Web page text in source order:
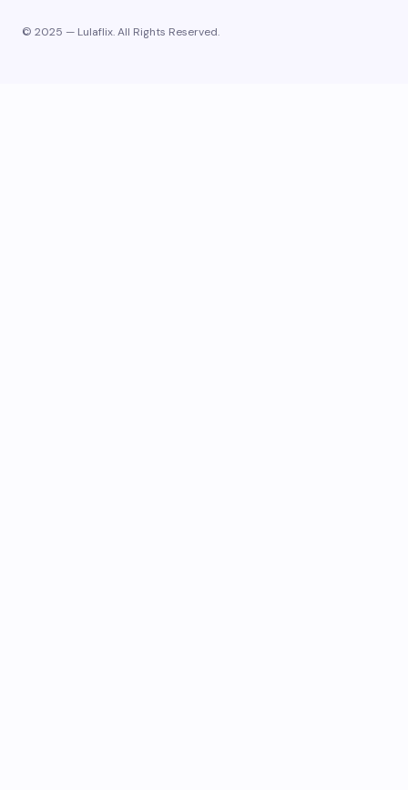
© 2025 — Lulaflix. All Rights Reserved.